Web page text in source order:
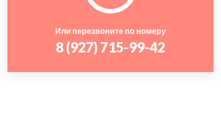
Или перезвоните по номеру
8 (927) 715-99-42